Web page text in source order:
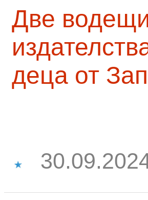
Две
деца от